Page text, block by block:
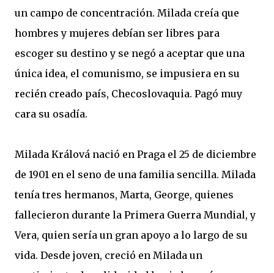
un campo de concentración. Milada creía que
hombres y mujeres debían ser libres para
escoger su destino y se negó a aceptar que una
única idea, el comunismo, se impusiera en su
recién creado país, Checoslovaquia. Pagó muy
cara su osadía.
Milada Králová nació en Praga el 25 de diciembre
de 1901 en el seno de una familia sencilla. Milada
tenía tres hermanos, Marta, George, quienes
fallecieron durante la Primera Guerra Mundial, y
Vera, quien sería un gran apoyo a lo largo de su
vida. Desde joven, creció en Milada un